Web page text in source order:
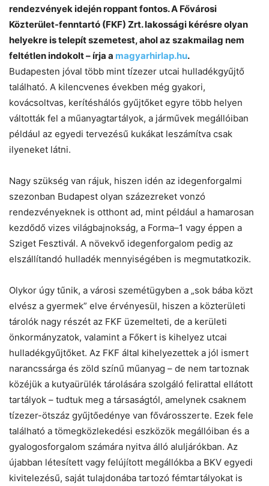
rendezvények idején roppant fontos. A Fővárosi
Közterület-fenntartó (FKF) Zrt. lakossági kérésre olyan
helyekre is telepít szemetest, ahol az szakmailag nem
feltétlen indokolt – írja a magyarhirlap.hu.
Budapesten jóval több mint tízezer utcai hulladékgyűjtő
található. A kilencvenes években még gyakori,
kovácsoltvas, kerítéshálós gyűjtőket egyre több helyen
váltották fel a műanyagtartályok, a járművek megállóiban
például az egyedi tervezésű kukákat leszámítva csak
ilyeneket látni.
Nagy szükség van rájuk, hiszen idén az idegenforgalmi
szezonban Budapest olyan százezreket vonzó
rendezvényeknek is otthont ad, mint például a hamarosan
kezdődő vizes világbajnokság, a Forma–1 vagy éppen a
Sziget Fesztivál. A növekvő idegenforgalom pedig az
elszállítandó hulladék mennyiségében is megmutatkozik.
Olykor úgy tűnik, a városi szemétügyben a „sok bába közt
elvész a gyermek” elve érvényesül, hiszen a közterületi
tárolók nagy részét az FKF üzemelteti, de a kerületi
önkormányzatok, valamint a Főkert is kihelyez utcai
hulladékgyűjtőket. Az FKF által kihelyezettek a jól ismert
narancssárga és zöld színű műanyag – de nem tartoznak
közéjük a kutyaürülék tárolására szolgáló felirattal ellátott
tartályok – tudtuk meg a társaságtól, amelynek csaknem
tízezer-ötszáz gyűjtőedénye van fővárosszerte. Ezek fele
található a tömegközlekedési eszközök megállóiban és a
gyalogosforgalom számára nyitva álló aluljárókban. Az
újabban létesített vagy felújított megállókba a BKV egyedi
kivitelezésű, saját tulajdonába tartozó fémtartályokat is
Chat Mr wAIste
Helló! Miben segíthetek ma?